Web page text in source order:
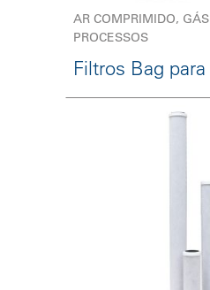
AR COMPRIMIDO,
PROCESSOS
Filtros Bag